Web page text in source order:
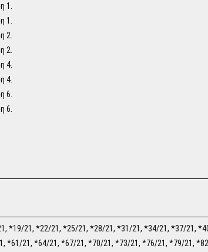
1.
1.
2.
2.
4.
4.
6.
6.
*19/21, *22/21, *25/21, *28/21, *31/21, *34/21, *37/21,
*61/21, *64/21, *67/21, *70/21, *73/21, *76/21, *79/21,